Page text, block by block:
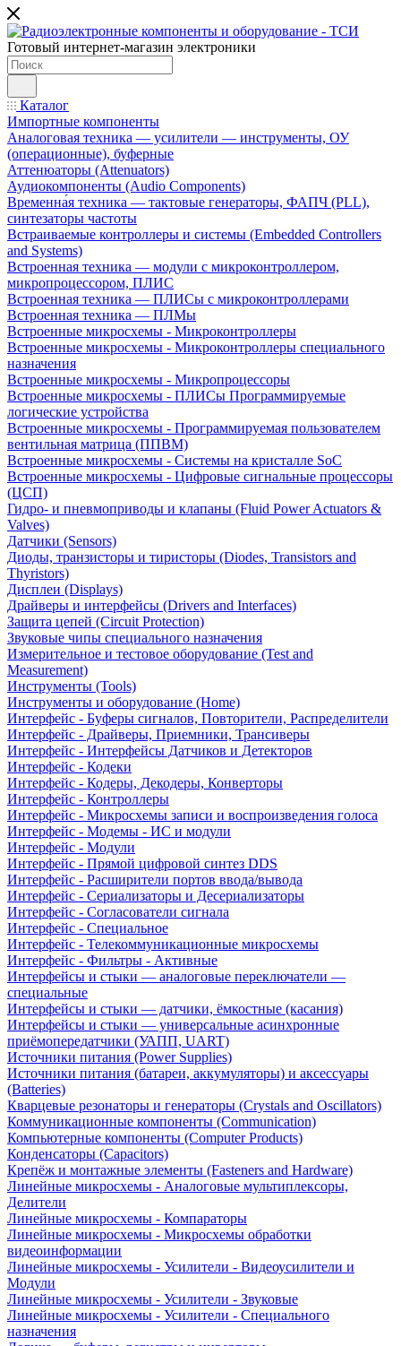
Готовый интернет-магазин электроники
Каталог
Импортные компоненты
Аналоговая техника — усилители — инструменты, ОУ
(операционные), буферные
Аттенюаторы (Attenuators)
Аудиокомпоненты (Audio Components)
Временна́я техника — тактовые генераторы, ФАПЧ (PLL),
синтезаторы частоты
Встраиваемые контроллеры и системы (Embedded Controllers
and Systems)
Встроенная техника — модули с микроконтроллером,
микропроцессором, ПЛИС
Встроенная техника — ПЛИСы с микроконтроллерами
Встроенная техника — ПЛМы
Встроенные микросхемы - Микроконтроллеры
Встроенные микросхемы - Микроконтроллеры специального
назначения
Встроенные микросхемы - Микропроцессоры
Встроенные микросхемы - ПЛИСы Программируемые
логические устройства
Встроенные микросхемы - Программируемая пользователем
вентильная матрица (ППВМ)
Встроенные микросхемы - Системы на кристалле SoC
Встроенные микросхемы - Цифровые сигнальные процессоры
(ЦСП)
Гидро- и пневмоприводы и клапаны (Fluid Power Actuators &
Valves)
Датчики (Sensors)
Диоды, транзисторы и тиристоры (Diodes, Transistors and
Thyristors)
Дисплеи (Displays)
Драйверы и интерфейсы (Drivers and Interfaces)
Защита цепей (Circuit Protection)
Звуковые чипы специального назначения
Измерительное и тестовое оборудование (Test and
Measurement)
Инструменты (Tools)
Инструменты и оборудование (Home)
Интерфейс - Буферы сигналов, Повторители, Распределители
Интерфейс - Драйверы, Приемники, Трансиверы
Интерфейс - Интерфейсы Датчиков и Детекторов
Интерфейс - Кодеки
Интерфейс - Кодеры, Декодеры, Конверторы
Интерфейс - Контроллеры
Интерфейс - Микросхемы записи и воспроизведения голоса
Интерфейс - Модемы - ИС и модули
Интерфейс - Модули
Интерфейс - Прямой цифровой синтез DDS
Интерфейс - Расширители портов ввода/вывода
Интерфейс - Сериализаторы и Десериализаторы
Интерфейс - Согласователи сигнала
Интерфейс - Специальное
Интерфейс - Телекоммуникационные микросхемы
Интерфейс - Фильтры - Активные
Интерфейсы и стыки — аналоговые переключатели —
специальные
Интерфейсы и стыки — датчики, ёмкостные (касания)
Интерфейсы и стыки — универсальные асинхронные
приёмопередатчики (УАПП, UART)
Источники питания (Power Supplies)
Источники питания (батареи, аккумуляторы) и аксессуары
(Batteries)
Кварцевые резонаторы и генераторы (Crystals and Oscillators)
Коммуникационные компоненты (Communication)
Компьютерные компоненты (Computer Products)
Конденсаторы (Capacitors)
Крепёж и монтажные элементы (Fasteners and Hardware)
Линейные микросхемы - Аналоговые мультиплексоры,
Делители
Линейные микросхемы - Компараторы
Линейные микросхемы - Микросхемы обработки
видеоинформации
Линейные микросхемы - Усилители - Видеоусилители и
Модули
Линейные микросхемы - Усилители - Звуковые
Линейные микросхемы - Усилители - Специального
назначения